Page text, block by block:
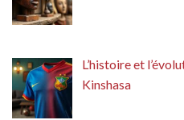
L’histoire et
Kinshasa